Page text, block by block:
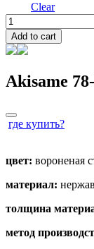
Clear
Akisame
78-
R
quantity
Add to cart
Akisame
где купить?
цвет: вороненая
материал:
толщина
метод